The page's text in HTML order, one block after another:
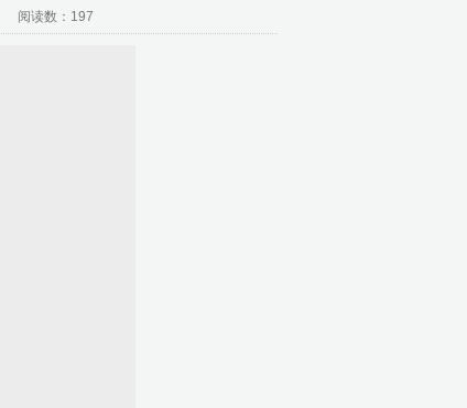
阅读数：197